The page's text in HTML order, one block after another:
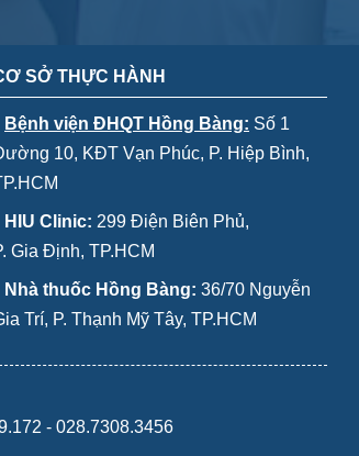
SỞ THỰC HÀNH
Bệnh viện ĐHQT Hồng Bàng: Số 1
10, KĐT Vạn Phúc, P. Hiệp Bình,
HIU Clinic: 299 Điện Biên Phủ,
Gia Định, TP.HCM
Nhà thuốc Hồng Bàng: 36/70 Nguyễn
Trí, P. Thạnh Mỹ Tây, TP.HCM
- 028.7308.3456